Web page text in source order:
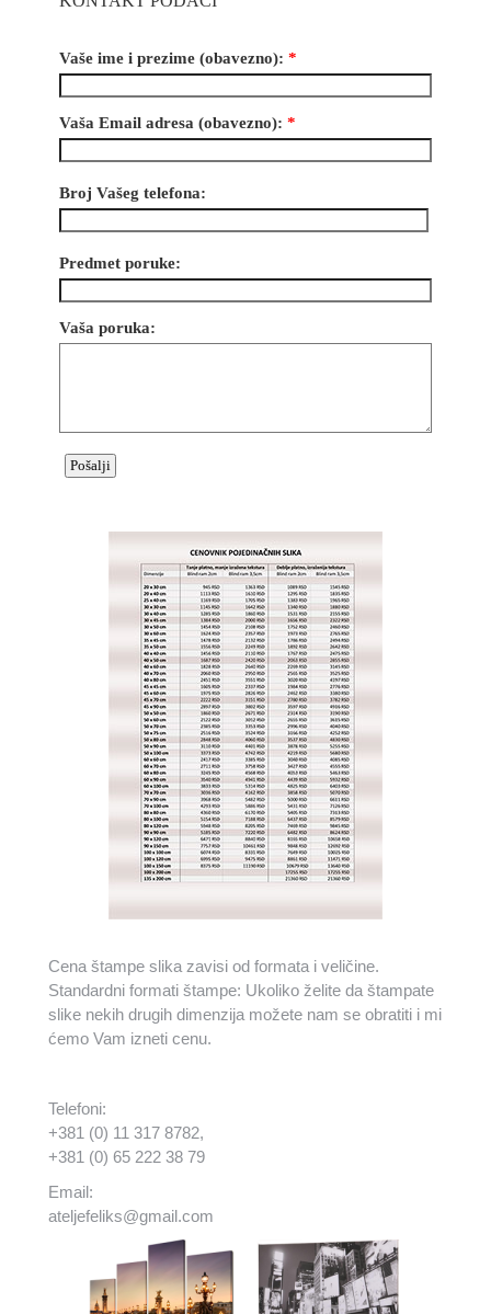
Cena štampe slika zavisi od formata i veličine.
Standardni formati štampe: Ukoliko želite da štampate
slike nekih drugih dimenzija možete nam se obratiti i mi
ćemo Vam izneti cenu.
Telefoni:
+381 (0) 11 317 8782,
+381 (0) 65 222 38 79
Email:
ateljefeliks@gmail.com